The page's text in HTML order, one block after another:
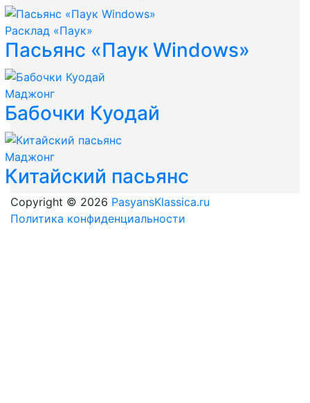
Расклад «Паук»
Пасьянс «Паук Windows»
Маджонг
Бабочки Куодай
Маджонг
Китайский пасьянс
Copyright © 2026 PasyansKlassica.ru
Политика конфиденциальности